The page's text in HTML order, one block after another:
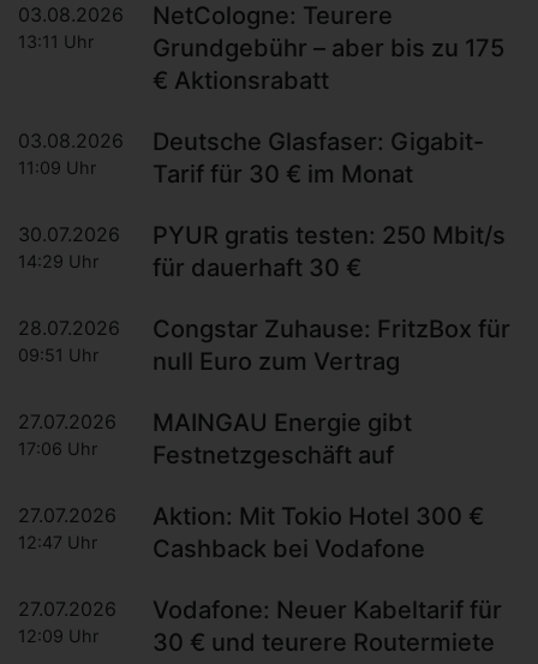
03.08.2026
13:11 Uhr
NetCologne: Teurere
Grundgebühr – aber bis zu 175
€ Aktionsrabatt
03.08.2026
11:09 Uhr
Deutsche Glasfaser: Gigabit-
Tarif für 30 € im Monat
30.07.2026
14:29 Uhr
PYUR gratis testen: 250 Mbit/s
für dauerhaft 30 €
28.07.2026
09:51 Uhr
Congstar Zuhause: FritzBox für
null Euro zum Vertrag
27.07.2026
17:06 Uhr
MAINGAU Energie gibt
Festnetzgeschäft auf
27.07.2026
12:47 Uhr
Aktion: Mit Tokio Hotel 300 €
Cashback bei Vodafone
27.07.2026
12:09 Uhr
Vodafone: Neuer Kabeltarif für
30 € und teurere Routermiete